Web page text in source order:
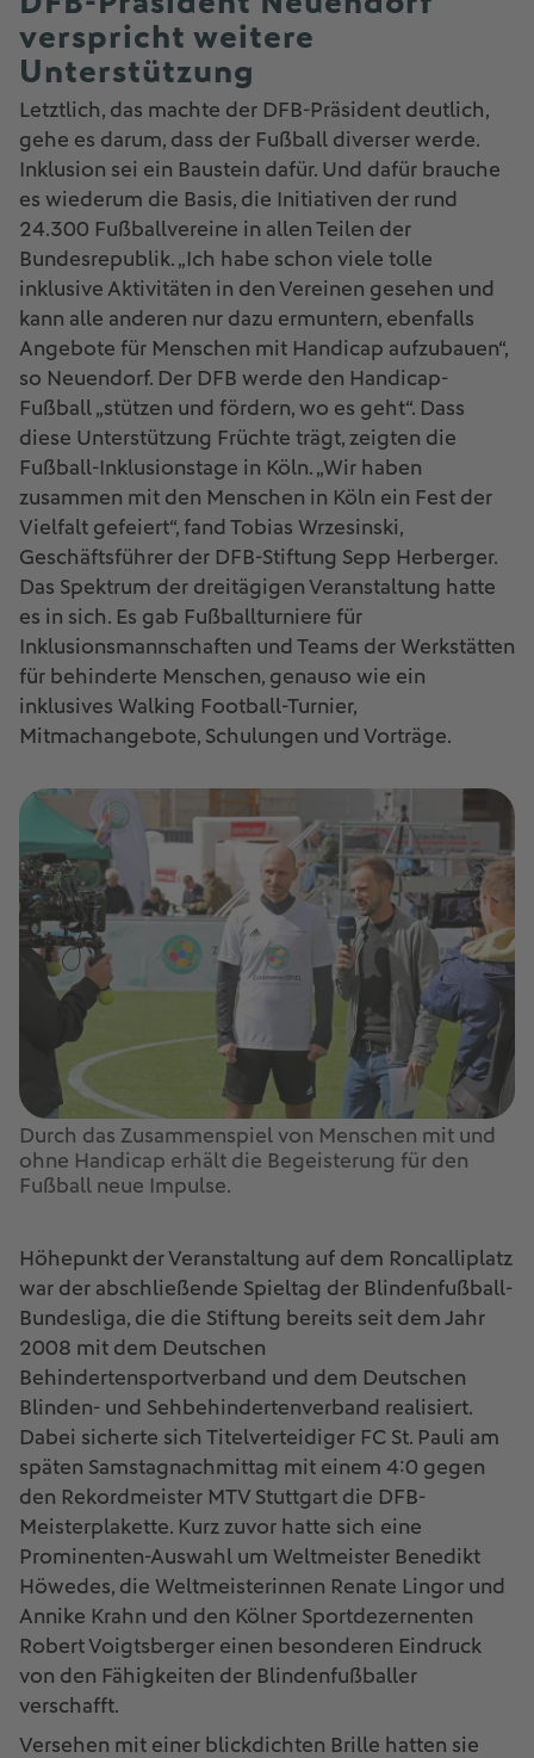
verspricht weitere
Unterstützung
Letztlich, das machte der DFB-Präsident deutlich,
gehe es darum, dass der Fußball diverser werde.
Inklusion sei ein Baustein dafür. Und dafür brauche
es wiederum die Basis, die Initiativen der rund
24.300 Fußballvereine in allen Teilen der
Bundesrepublik. „Ich habe schon viele tolle
inklusive Aktivitäten in den Vereinen gesehen und
kann alle anderen nur dazu ermuntern, ebenfalls
Angebote für Menschen mit Handicap aufzubauen“,
so Neuendorf. Der DFB werde den Handicap-
Fußball „stützen und fördern, wo es geht“. Dass
diese Unterstützung Früchte trägt, zeigten die
Fußball-Inklusionstage in Köln. „Wir haben
zusammen mit den Menschen in Köln ein Fest der
Vielfalt gefeiert“, fand Tobias Wrzesinski,
Geschäftsführer der DFB-Stiftung Sepp Herberger.
Das Spektrum der dreitägigen Veranstaltung hatte
es in sich. Es gab Fußballturniere für
Inklusionsmannschaften und Teams der Werkstätten
für behinderte Menschen, genauso wie ein
inklusives Walking Football-Turnier,
Mitmachangebote, Schulungen und Vorträge.
Durch das Zusammenspiel von Menschen mit und
ohne Handicap erhält die Begeisterung für den
Fußball neue Impulse.
Höhepunkt der Veranstaltung auf dem Roncalliplatz
war der abschließende Spieltag der Blindenfußball-
Bundesliga, die die Stiftung bereits seit dem Jahr
2008 mit dem Deutschen
Behindertensportverband und dem Deutschen
Blinden- und Sehbehindertenverband realisiert.
Dabei sicherte sich Titelverteidiger FC St. Pauli am
späten Samstagnachmittag mit einem 4:0 gegen
den Rekordmeister MTV Stuttgart die DFB-
Meisterplakette. Kurz zuvor hatte sich eine
Prominenten-Auswahl um Weltmeister Benedikt
Höwedes, die Weltmeisterinnen Renate Lingor und
Annike Krahn und den Kölner Sportdezernenten
Robert Voigtsberger einen besonderen Eindruck
von den Fähigkeiten der Blindenfußballer
verschafft.
Versehen mit einer blickdichten Brille hatten sie